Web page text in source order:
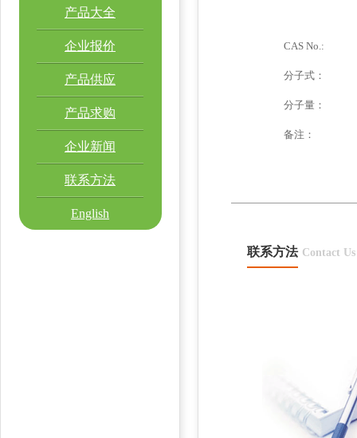
产品大全
企业报价
产品供应
产品求购
企业新闻
联系方法
English
CAS No.:
分子式：
分子量：
备注：
联系方法 Contact Us